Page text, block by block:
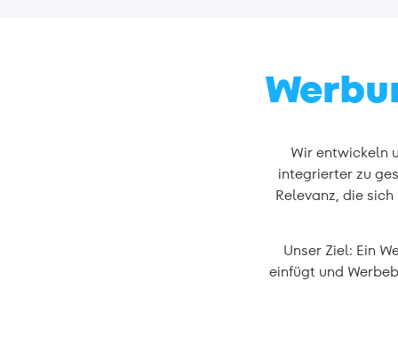
Wir entwickeln
integrierter zu
Relevanz, die
Unser Ziel: Ein
einfügt und